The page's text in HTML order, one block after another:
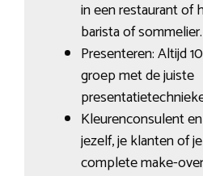
in een restaurant of
barista of sommelier.
Presenteren: Altijd
groep met de juiste
Kleurenconsulent
jezelf, je klanten of
complete make-